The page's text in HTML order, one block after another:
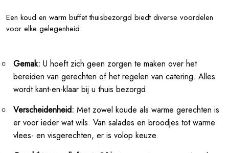
Een koud en warm buffet thuisbezorgd biedt diverse voordelen
voor elke gelegenheid:
Gemak: U hoeft zich geen zorgen te maken over het
bereiden van gerechten of het regelen van catering. Alles
wordt kant-en-klaar bij u thuis bezorgd.
Verscheidenheid: Met zowel koude als warme gerechten is
er voor ieder wat wils. Van salades en broodjes tot warme
vlees- en visgerechten, er is volop keuze.